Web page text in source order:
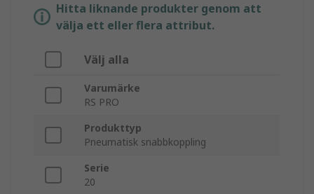
Hitta liknande produkter genom att
välja ett eller flera attribut.
Välj alla
Varumärke
RS PRO
Produkttyp
Pneumatisk snabbkoppling
Serie
20